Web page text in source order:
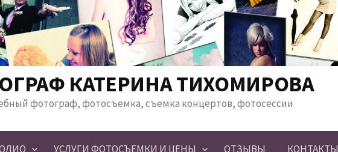
КАТЕРИНА ТИХОМИРОВА
фотограф, фотосъемка, съемка концертов, фотосессии
УСЛУГИ ФОТОСЪЕМКИ И ЦЕНЫ ОТЗЫВЫ КОНТАКТЫ